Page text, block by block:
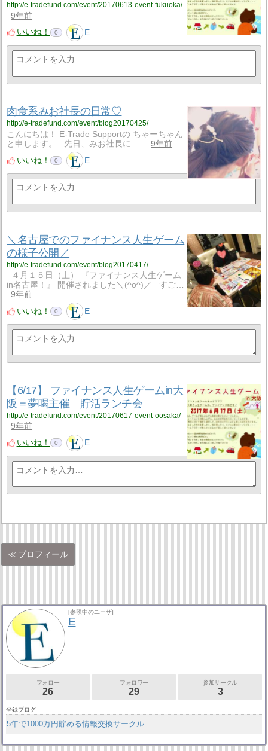
http://e-tradefund.com/event/20170613-event-fukuoka/
9年前
いいね！
0 E
肉食系みお社長の日常♡
http://e-tradefund.com/event/blog20170425/
こんにちは！ E-Trade Supportの ちゃーちゃん
と申します。 先日、みお社長に …
9年前
いいね！
0 E
＼名古屋でのファイナンス人生ゲーム
の様子公開／
http://e-tradefund.com/event/blog20170417/
４月１５日（土） 『ファイナンス人生ゲーム
in名古屋！』 開催されました＼(^o^)／ すご…
9年前
いいね！
0 E
【6/17】 ファイナンス人生ゲームin大
阪＝夢喝主催 貯活ランチ会
http://e-tradefund.com/event/20170617-event-oosaka/
9年前
いいね！
0 E
プロフィール
[参照中のユーザ]
E
フォロー
26
フォロワー
29
参加サークル
3
登録ブログ
5年で1000万円貯める情報交換サークル